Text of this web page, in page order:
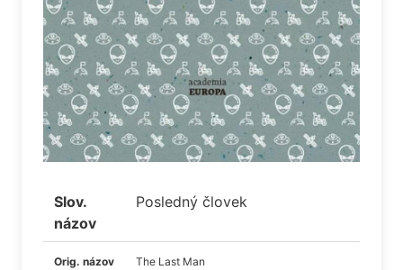
Slov.
názov
Posledný človek
Orig. názov The Last Man